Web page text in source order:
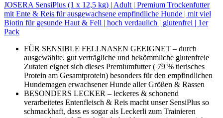
JOSERA SensiPlus (1 x 12,5 kg) | Adult | Premium Trockenfutter
mit Ente & Reis für ausgewachsene empfindliche Hunde | mit viel
Biotin für gesunde Haut & Fell | hoch verdaulich | glutenfrei | 1er
Pack
FÜR SENSIBLE FELLNASEN GEEIGNET – durch
ausgewählte, gut verträgliche und bekömmliche glutenfreie
Zutaten eignet sich dieses Premiumfutter ( 79 % tierisches
Protein am Gesamtprotein) besonders für den empfindlichen
Hundemagen erwachsener Hunde aller Größen & Rassen
BESONDERS LECKER – leckeres & schonend
verarbeitetes Entenfleisch & Reis macht unser SensiPlus so
schmackhaft, dass es sogar als Leckerli zum Trainieren